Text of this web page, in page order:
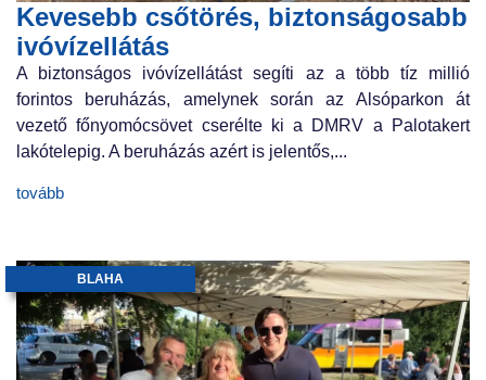
Kevesebb csőtörés, biztonságosabb
ivóvízellátás
A biztonságos ivóvízellátást segíti az a több tíz millió
forintos beruházás, amelynek során az Alsóparkon át
vezető főnyomócsövet cserélte ki a DMRV a Palotakert
lakótelepig. A beruházás azért is jelentős,...
tovább
BLAHA